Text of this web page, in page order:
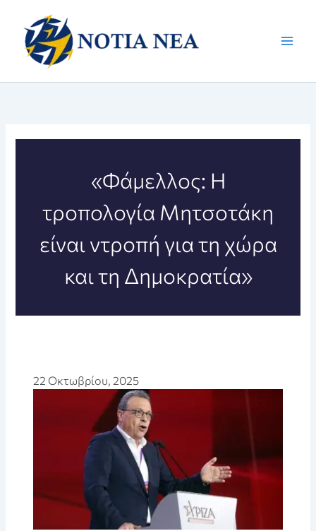
περιεχόμενο
«Φάμελλος: Η
τροπολογία Μητσοτάκη
είναι ντροπή για τη χώρα
και τη Δημοκρατία»
22 Οκτωβρίου, 2025